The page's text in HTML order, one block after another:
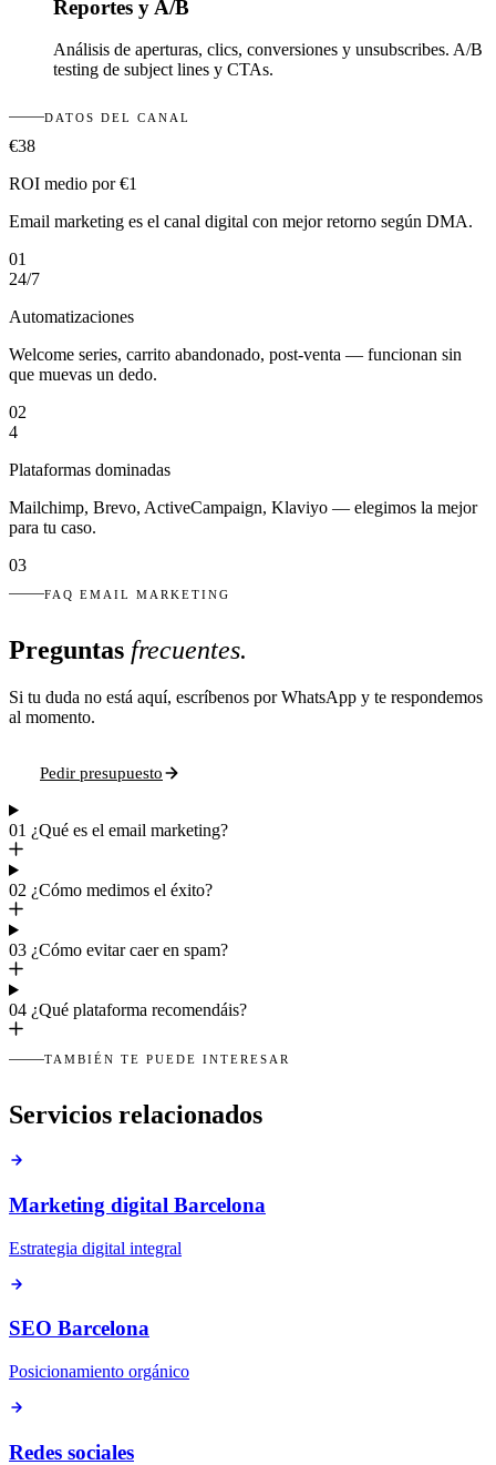
Reportes y A/B
Análisis de aperturas, clics, conversiones y unsubscribes. A/B
testing de subject lines y CTAs.
DATOS DEL CANAL
€38
ROI medio por €1
Email marketing es el canal digital con mejor retorno según DMA.
01
24/7
Automatizaciones
Welcome series, carrito abandonado, post-venta — funcionan sin
que muevas un dedo.
02
4
Plataformas dominadas
Mailchimp, Brevo, ActiveCampaign, Klaviyo — elegimos la mejor
para tu caso.
03
FAQ EMAIL MARKETING
Preguntas frecuentes.
Si tu duda no está aquí, escríbenos por WhatsApp y te respondemos
al momento.
Pedir presupuesto
01 ¿Qué es el email marketing?
02 ¿Cómo medimos el éxito?
03 ¿Cómo evitar caer en spam?
04 ¿Qué plataforma recomendáis?
TAMBIÉN TE PUEDE INTERESAR
Servicios relacionados
Marketing digital Barcelona
Estrategia digital integral
SEO Barcelona
Posicionamiento orgánico
Redes sociales